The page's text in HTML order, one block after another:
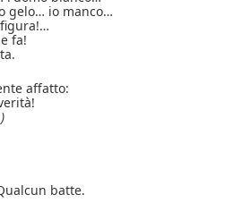
gelo… io manco…
fa!
affatto:
batte.